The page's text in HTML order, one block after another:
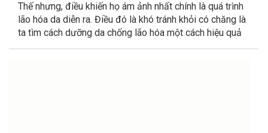
Thế nhưng, điều khiến họ ám ảnh nhất chính là quá trình
lão hóa da diễn ra. Điều đó là khó tránh khỏi có chăng là
ta tìm cách dưỡng da chống lão hóa một cách hiệu quả